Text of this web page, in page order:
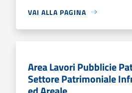
VAI ALLA PAGINA
Area Lavori Pubblicie
Settore Patrimoniale